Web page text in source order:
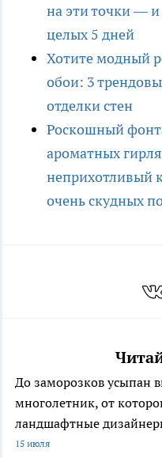
на эти точки —
целых 5 дней
Хотите модный
обои: 3
отделки стен
Роскошный
ароматных
неприхотливый
очень скудных
До заморозков
многолетник, от
ландшафтные
15 июля